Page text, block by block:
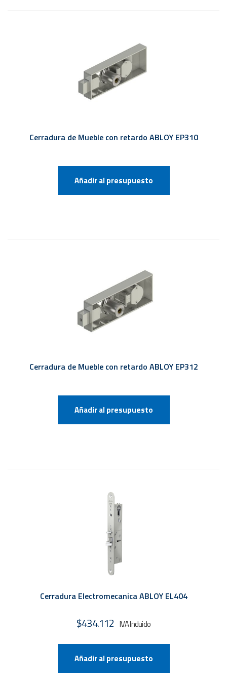
Cerradura de Mueble con retardo ABLOY EP310
Añadir al presupuesto
Cerradura de Mueble con retardo ABLOY EP312
Añadir al presupuesto
Cerradura Electromecanica ABLOY EL404
$434.112
Añadir al presupuesto